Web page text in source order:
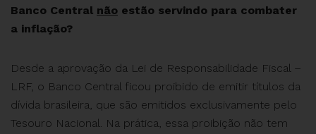
Banco Central não estão servindo para combater
a inflação?
Desde a aprovação da Lei de Responsabilidade Fiscal –
LRF, o Banco Central ficou proibido de emitir títulos da
dívida brasileira, que são emitidos exclusivamente pelo
Tesouro Nacional. Na prática, essa proibição não tem